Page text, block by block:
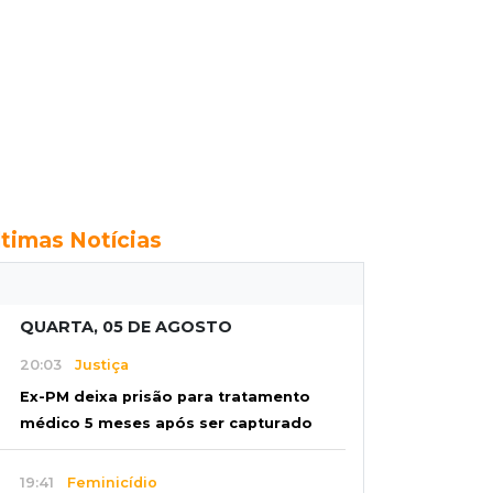
Notícias
QUARTA, 05 DE AGOSTO
20:03 Justiça
Ex-PM deixa prisão para tratamento
médico 5 meses após ser capturado
19:41 Feminicídio